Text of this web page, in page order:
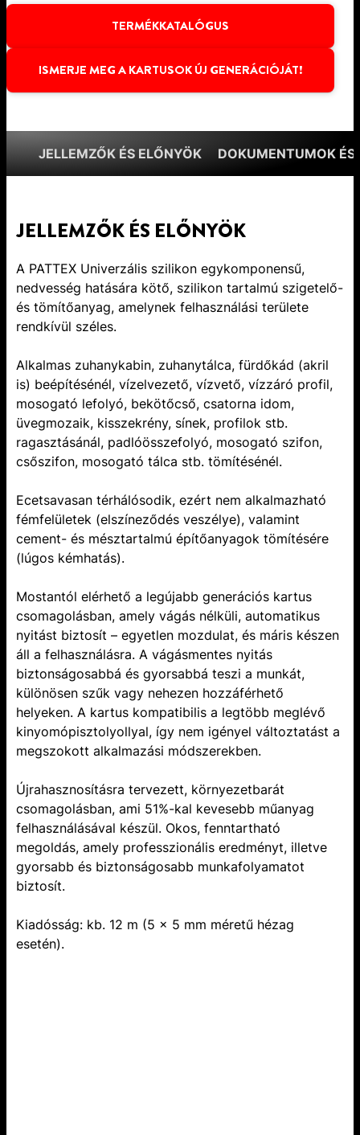
TERMÉKKATALÓGUS
ISMERJE MEG A KARTUSOK ÚJ GENERÁCIÓJÁT!
JELLEMZŐK ÉS ELŐNYÖK DOKUMENTUMOK ÉS
JELLEMZŐK ÉS ELŐNYÖK
A PATTEX Univerzális szilikon egykomponensű,
nedvesség hatására kötő, szilikon tartalmú szigetelő-
és tömítőanyag, amelynek felhasználási területe
rendkívül széles.
Alkalmas zuhanykabin, zuhanytálca, fürdőkád (akril
is) beépítésénél, vízelvezető, vízvető, vízzáró profil,
mosogató lefolyó, bekötőcső, csatorna idom,
üvegmozaik, kisszekrény, sínek, profilok stb.
ragasztásánál, padlóösszefolyó, mosogató szifon,
csőszifon, mosogató tálca stb. tömítésénél.
Ecetsavasan térhálósodik, ezért nem alkalmazható
fémfelületek (elszíneződés veszélye), valamint
cement- és mésztartalmú építőanyagok tömítésére
(lúgos kémhatás).
Mostantól elérhető a legújabb generációs kartus
csomagolásban, amely vágás nélküli, automatikus
nyitást biztosít – egyetlen mozdulat, és máris készen
áll a felhasználásra. A vágásmentes nyitás
biztonságosabbá és gyorsabbá teszi a munkát,
különösen szűk vagy nehezen hozzáférhető
helyeken. A kartus kompatibilis a legtöbb meglévő
kinyomópisztolyollyal, így nem igényel változtatást a
megszokott alkalmazási módszerekben.
Újrahasznosításra tervezett, környezetbarát
csomagolásban, ami 51%-kal kevesebb műanyag
felhasználásával készül. Okos, fenntartható
megoldás, amely professzionális eredményt, illetve
gyorsabb és biztonságosabb munkafolyamatot
biztosít.
Kiadósság: kb. 12 m (5 x 5 mm méretű hézag
esetén).